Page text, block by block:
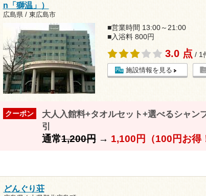
n「獅温」）
広島県 / 東広島市
■営業時間 13:00～21:00
■入浴料 800円
3.0 点 / 1
施設情報を見る
クーポン
大人入館料+タオルセット+選べるシャ
引
通常1,200円→ 1,100円（100円お得
どんぐり荘